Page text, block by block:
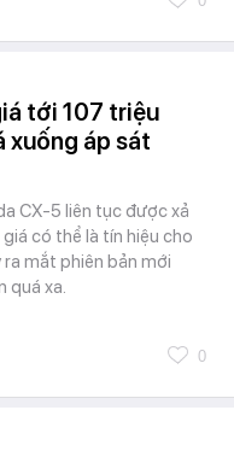
tới 107 triệu
xuống áp sát
CX-5 liên tục được xả
có thể là tín hiệu cho
ra mắt phiên bản mới
quá xa.
0